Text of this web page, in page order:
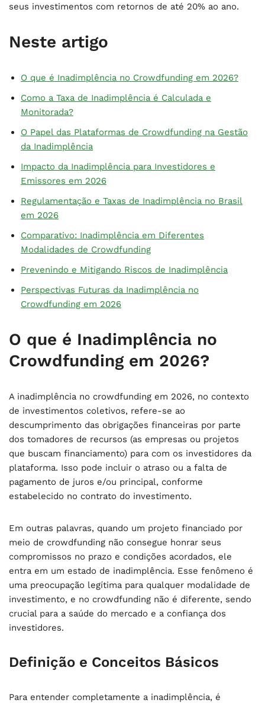
seus investimentos com retornos de até 20% ao ano.
Neste artigo
O que é Inadimplência no Crowdfunding em 2026?
Como a Taxa de Inadimplência é Calculada e
Monitorada?
O Papel das Plataformas de Crowdfunding na Gestão
da Inadimplência
Impacto da Inadimplência para Investidores e
Emissores em 2026
Regulamentação e Taxas de Inadimplência no Brasil
em 2026
Comparativo: Inadimplência em Diferentes
Modalidades de Crowdfunding
Prevenindo e Mitigando Riscos de Inadimplência
Perspectivas Futuras da Inadimplência no
Crowdfunding em 2026
O que é Inadimplência no
Crowdfunding em 2026?
A inadimplência no crowdfunding em 2026, no contexto
de investimentos coletivos, refere-se ao
descumprimento das obrigações financeiras por parte
dos tomadores de recursos (as empresas ou projetos
que buscam financiamento) para com os investidores da
plataforma. Isso pode incluir o atraso ou a falta de
pagamento de juros e/ou principal, conforme
estabelecido no contrato do investimento.
Em outras palavras, quando um projeto financiado por
meio de crowdfunding não consegue honrar seus
compromissos no prazo e condições acordados, ele
entra em um estado de inadimplência. Esse fenômeno é
uma preocupação legítima para qualquer modalidade de
investimento, e no crowdfunding não é diferente, sendo
crucial para a saúde do mercado e a confiança dos
investidores.
Definição e Conceitos Básicos
Para entender completamente a inadimplência, é